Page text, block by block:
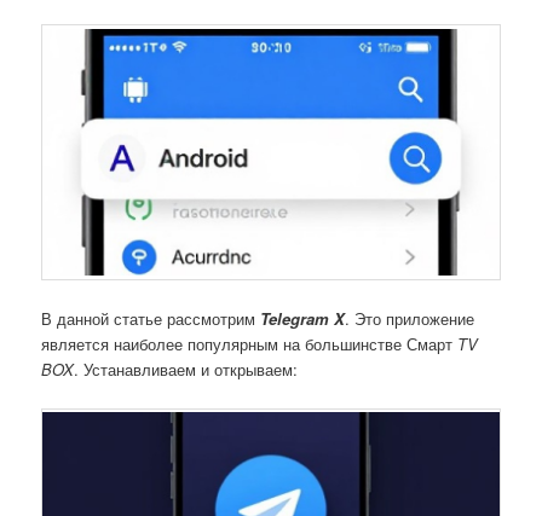
В данной статье рассмотрим Telegram X. Это приложение
является наиболее популярным на большинстве Смарт TV
BOX. Устанавливаем и открываем: